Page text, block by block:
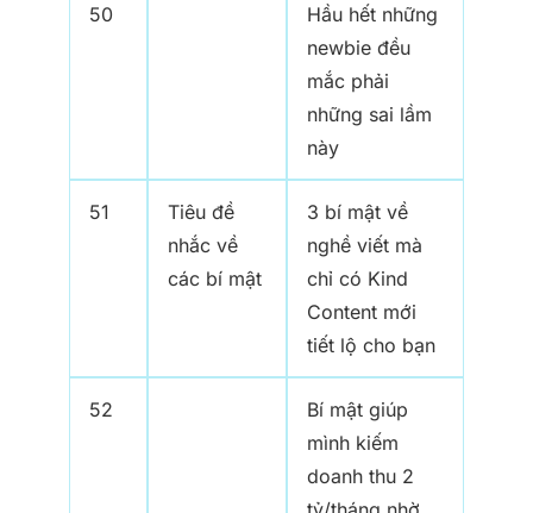
50
Hầu hết những
newbie đều
mắc phải
những sai lầm
này
51
Tiêu đề
nhắc về
các bí mật
3 bí mật về
nghề viết mà
chỉ có Kind
Content mới
tiết lộ cho bạn
52
Bí mật giúp
mình kiếm
doanh thu 2